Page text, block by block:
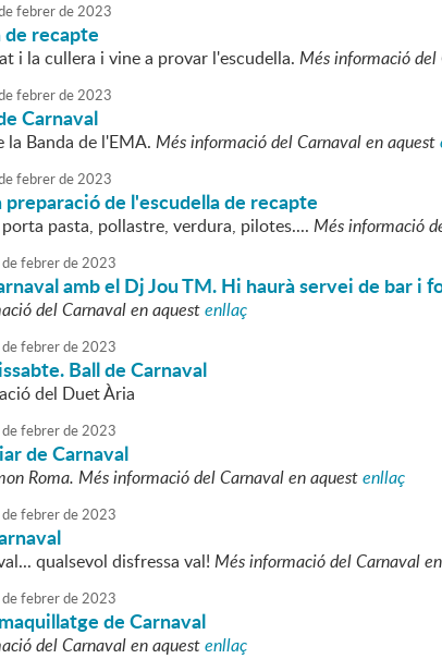
febrerde2023
de recapte
i la cullera i vine a provar l'escudella. Més informació del
febrerde2023
Carnaval
la Banda de l'EMA. Més informació del Carnaval en aquest
febrerde2023
preparació de l'escudella de recapte
pasta, pollastre, verdura, pilotes.... Més informació
defebrerde2023
amb el Dj Jou TM. Hi haurà servei de bar i
del Carnaval en aquestenllaç
defebrerde2023
Ball de Carnaval
del Duet Ària
defebrerde2023
de Carnaval
Roma. Més informació del Carnaval en aquestenllaç
defebrerde2023
qualsevol disfressa val! Més informació del Carnaval
defebrerde2023
de Carnaval
del Carnaval en aquestenllaç